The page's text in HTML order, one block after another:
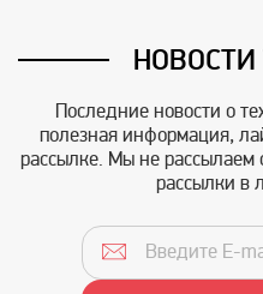
НОВОСТИ
Последние новости о
полезная информация,
рассылке. Мы не рассылаем
рассылки в